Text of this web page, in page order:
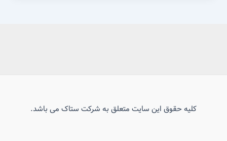
کلیه حقوق این سایت متعلق به شرکت ستاک می باشد.